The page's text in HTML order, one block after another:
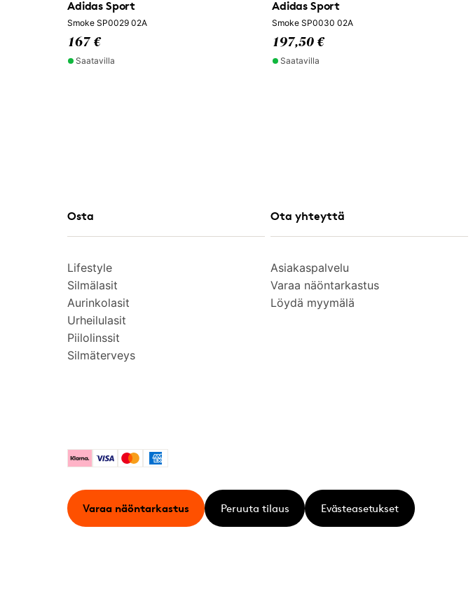
Adidas Sport
Smoke SP0029 02A
167 €
Saatavilla
Adidas Sport
Smoke SP0030 02A
197,50 €
Saatavilla
Osta
Lifestyle
Silmälasit
Aurinkolasit
Urheilulasit
Piilolinssit
Silmäterveys
Ota yhteyttä
Asiakaspalvelu
Varaa näöntarkastus
Löydä myymälä
KlarnaVisa MastercardAmerican Express
Varaa näöntarkastus Peruuta tilaus Evästeasetukset